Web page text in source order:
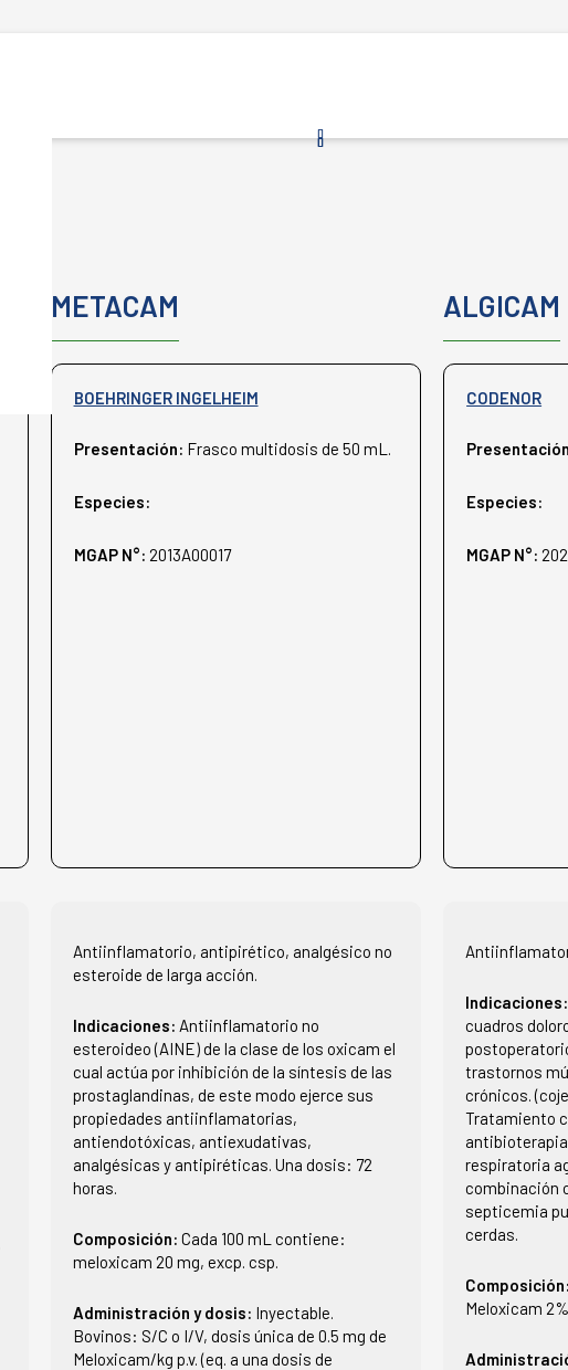
METACAM
BOEHRINGER INGELHEIM
Presentación: Frasco multidosis de 50 mL.
Especies:
MGAP N°: 2013A00017
Antiinflamatorio, antipirético, analgésico no
esteroide de larga acción.
Indicaciones: Antiinflamatorio no
esteroideo (AINE) de la clase de los oxicam el
cual actúa por inhibición de la síntesis de las
prostaglandinas, de este modo ejerce sus
propiedades antiinflamatorias,
antiendotóxicas, antiexudativas,
analgésicas y antipiréticas. Una dosis: 72
horas.
Composición: Cada 100 mL contiene:
meloxicam 20 mg, excp. csp.
Administración y dosis: Inyectable.
Bovinos: S/C o I/V, dosis única de 0.5 mg de
Meloxicam/kg p.v. (eq. a una dosis de
ALGICAM
CODENOR
Especies:
MGAP N°:
cuadros
trastornos
crónicos.
Tratamiento
respiratoria
combinación
septicemia
cerdas.
Meloxicam